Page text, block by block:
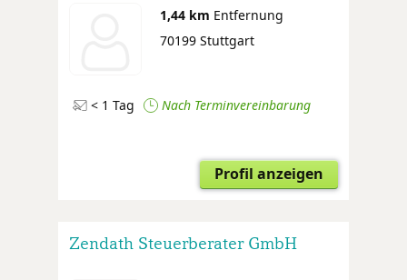
1,44 km Entfernung
70199 Stuttgart
< 1 Tag Nach Terminvereinbarung
Profil anzeigen
Zendath Steuerberater GmbH